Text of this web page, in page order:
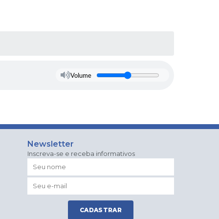
Volume
Newsletter
Inscreva-se e receba informativos
CADASTRAR